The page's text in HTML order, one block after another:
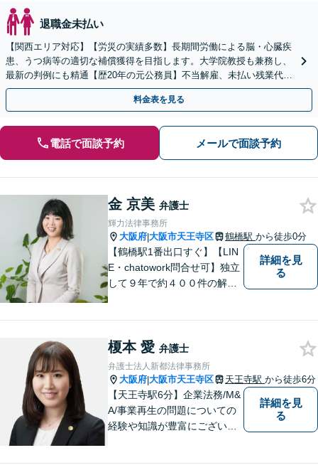
退職金未払い
【関西エリア対応】【労災の実績多数】長期間労働による脳・心臓疾
患、うつ病等の適切な補償獲得を目指します。大学院教授も兼務し、
最新の判例にも精通【歴20年の元公務員】不当解雇、未払い残業代
等、労働者の立場から親身にサポート【初回相談無料】
料金表を見る
電話で面談予約 メールで面談予約
金 京美 弁護士
輝力法律事務所
大阪府|大阪市天王寺区 鶴橋駅 から徒歩0分
【鶴橋駅1番出口すぐ】【LIN
E・chatowork問合せ可】独立
して９年で約４００件の解決
さ」「人間力」「交渉力」を
駆使して依頼者様の笑顔を取
り戻すべく全力で取り組みま
す。
詳細を見
る
榎本 愛 弁護士
弁護士法人新都法律事務所
大阪府|大阪市天王寺区 天王寺駅 から徒歩6分
【天王寺駅6分】企業法務/M&
A/事業再生の問題についての
経験や知識が豊富にございま
詳細を見
る